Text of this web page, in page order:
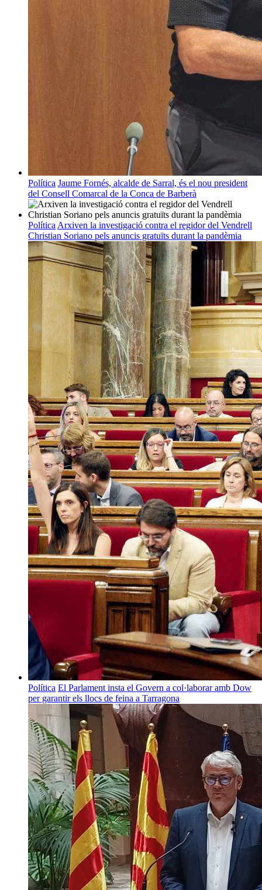
Política Jaume Fornés, alcalde de Sarral, és el nou president
del Consell Comarcal de la Conca de Barberà
PolíticaArxiven la investigació contra el regidor del Vendrell
Christian Soriano pels anuncis gratuïts durant la pandèmia
Política El Parlament insta el Govern a col·laborar amb Dow
per garantir els llocs de feina a Tarragona